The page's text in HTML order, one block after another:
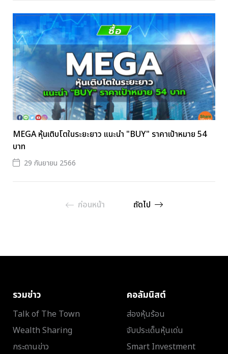
MEGA หุ้นเติบโตในระยะยาว แนะนำ "BUY" ราคาเป้าหมาย 54
บาท
29 กันยายน 2566
ก่อนหน้า ถัดไป
รวมข่าว
Talk of The Town
Wealth Sharing
กระดานข่าว
คอลัมนิสต์
ส่องหุ้นร้อน
จับประเด็นหุ้นเด่น
Smart Investment